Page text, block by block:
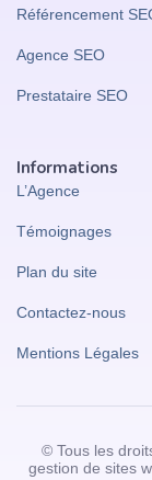
Référencement
Agence SEO
Prestataire SEO
Informations
L’Agence
Témoignages
Plan du site
Contactez-nous
Mentions Légales
© Tous les
gestion de sites